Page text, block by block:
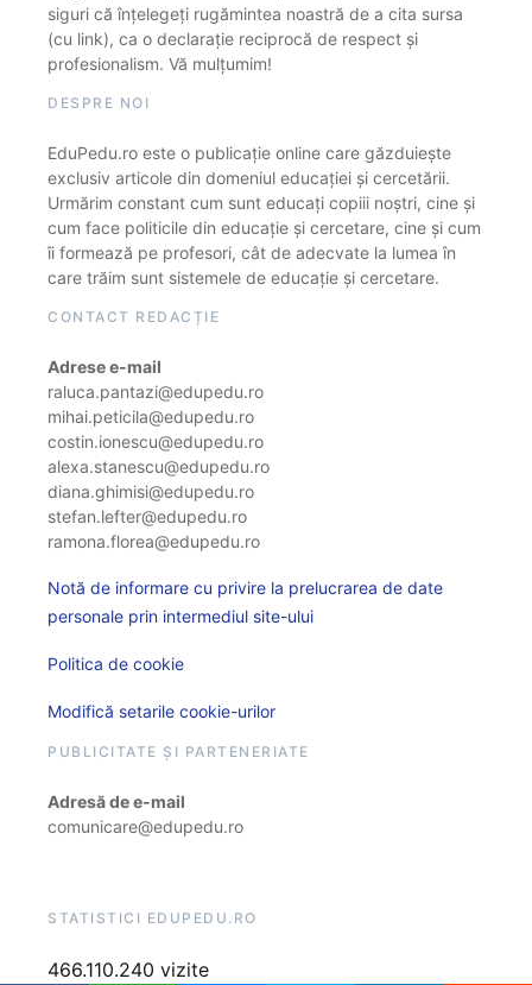
siguri că înțelegeți rugămintea noastră de a cita sursa
(cu link), ca o declarație reciprocă de respect și
profesionalism. Vă mulțumim!
DESPRE NOI
EduPedu.ro este o publicație online care găzduiește
exclusiv articole din domeniul educației și cercetării.
Urmărim constant cum sunt educați copiii noștri, cine și
cum face politicile din educație și cercetare, cine și cum
îi formează pe profesori, cât de adecvate la lumea în
care trăim sunt sistemele de educație și cercetare.
CONTACT REDACȚIE
Adrese e-mail
raluca.pantazi@edupedu.ro
mihai.peticila@edupedu.ro
costin.ionescu@edupedu.ro
alexa.stanescu@edupedu.ro
diana.ghimisi@edupedu.ro
stefan.lefter@edupedu.ro
ramona.florea@edupedu.ro
Notă de informare cu privire la prelucrarea de date
personale prin intermediul site-ului
Politica de cookie
Modifică setarile cookie-urilor
PUBLICITATE ȘI PARTENERIATE
Adresă de e-mail
comunicare@edupedu.ro
STATISTICI EDUPEDU.RO
466.110.240 vizite